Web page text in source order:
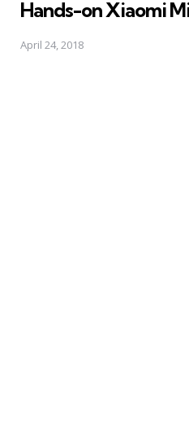
Hands-on Xiaomi
April 24, 2018